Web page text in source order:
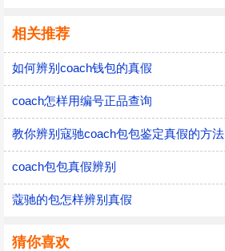
相关推荐
如何辨别coach钱包的真假
coach怎样用编号正品查询
教你辨别寇驰coach包包鉴定真假的方法
coach包包真假辨别
蔻驰的包怎样辨别真假
猜你喜欢